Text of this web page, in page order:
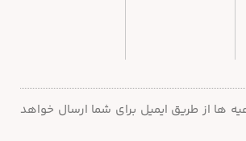
ها از طریق ایمیل برای شما ارسال خواهد